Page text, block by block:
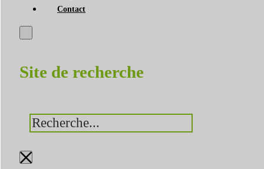
Contact
Site de recherche
Rechercher
×